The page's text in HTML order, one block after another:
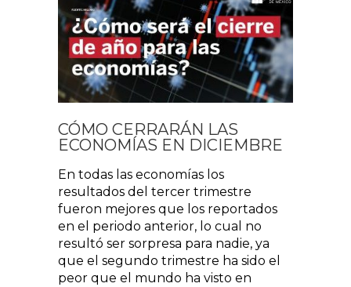
CÓMO CERRARÁN LAS
ECONOMÍAS EN DICIEMBRE
En todas las economías los
resultados del tercer trimestre
fueron mejores que los reportados
en el periodo anterior, lo cual no
resultó ser sorpresa para nadie, ya
que el segundo trimestre ha sido el
peor que el mundo ha visto en